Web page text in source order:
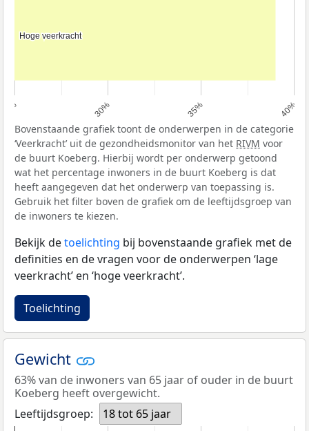
25% 30% 35% 40%
Hoge veerkracht
Hoge veerkracht
Bovenstaande grafiek toont de onderwerpen in de categorie
‘Veerkracht’ uit de gezondheidsmonitor van het RIVM voor
de buurt Koeberg. Hierbij wordt per onderwerp getoond
wat het percentage inwoners in de buurt Koeberg is dat
heeft aangegeven dat het onderwerp van toepassing is.
Gebruik het filter boven de grafiek om de leeftijdsgroep van
de inwoners te kiezen.
Bekijk detoelichting bij bovenstaande grafiek met de
definities en de vragen voor de onderwerpen ‘lage
veerkracht’ en ‘hoge veerkracht’.
Toelichting
Gewicht
63% van de inwoners van 65 jaar of ouder in de buurt
Koeberg heeft overgewicht.
Leeftijdsgroep:
18 tot 65 jaar